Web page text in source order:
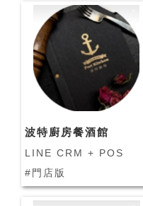
波特廚房餐酒館
LINE CRM + POS
#門店版